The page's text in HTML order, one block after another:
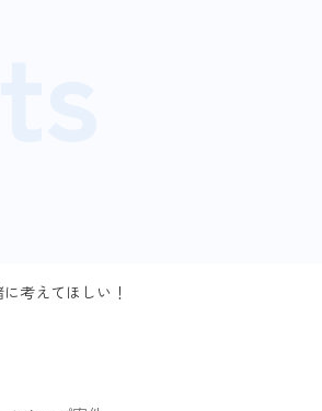
考えてほしい！​